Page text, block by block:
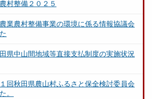
村整備２０２５
業農村整備事業の環境に係る情報協議会
県中山間地域等直接支払制度の実施状況
回秋田県農山村ふるさと保全検討委員会
。